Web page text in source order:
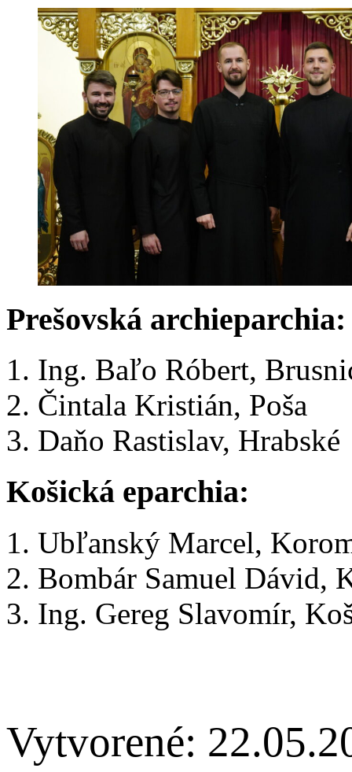
Prešovská archieparchia:
Ing. Baľo Róbert,
Čintala Kristián, Poša
Daňo Rastislav, Hrabské
Košická eparchia:
Ubľanský Marcel,
Bombár Samuel Dávid,
Ing. Gereg Slavomír,
Vytvorené: